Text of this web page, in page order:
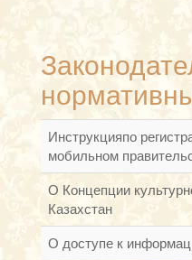
Инструкцияпо
мобильном
О Концепции
Казахстан
О доступе к